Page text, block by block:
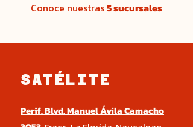
Conoce nuestras5 sucursales
SATÉLITE
Perif. Blvd. Manuel Ávila Camacho